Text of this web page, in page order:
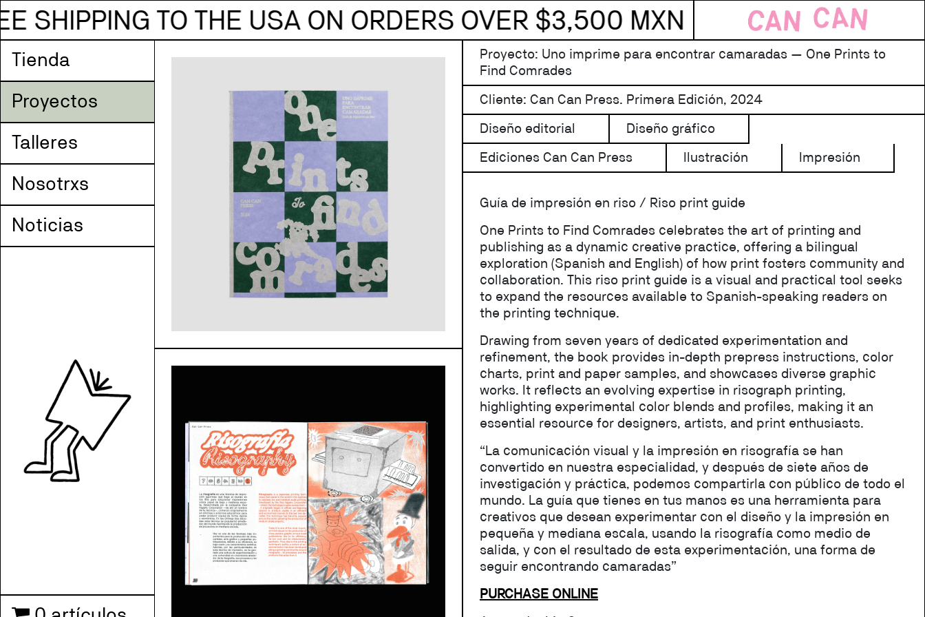
WORLDWIDE SHIPPING — ENVÍOS GRATIS A MX EN PEDIDOS ARRIBA DE
Tienda
Proyectos
Talleres
Nosotrxs
Noticias
Proyecto: Uno imprime para encontrar camaradas — One Prints to
Find Comrades
Cliente: Can Can Press. Primera Edición, 2024
Diseño editorial Diseño gráfico
Ediciones Can Can Press Ilustración Impresión
Guía de impresión en riso / Riso print guide
One Prints to Find Comrades celebrates the art of printing and
publishing as a dynamic creative practice, offering a bilingual
exploration (Spanish and English) of how print fosters community and
collaboration. This riso print guide is a visual and practical tool seeks
to expand the resources available to Spanish-speaking readers on
the printing technique.
Drawing from seven years of dedicated experimentation and
refinement, the book provides in-depth prepress instructions, color
charts, print and paper samples, and showcases diverse graphic
works. It reflects an evolving expertise in risograph printing,
highlighting experimental color blends and profiles, making it an
essential resource for designers, artists, and print enthusiasts.
“La comunicación visual y la impresión en risografía se han
convertido en nuestra especialidad, y después de siete años de
investigación y práctica, podemos compartirla con público de todo el
mundo. La guía que tienes en tus manos es una herramienta para
creativos que desean experimentar con el diseño y la impresión en
pequeña y mediana escala, usando la risografía como medio de
salida, y con el resultado de esta experimentación, una forma de
seguir encontrando camaradas”
PURCHASE ONLINE